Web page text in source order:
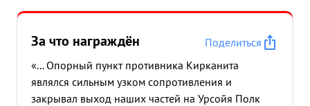
За что награждён
Поделиться
«... Опорный пункт противника Кирканита
являлся сильным узком сопротивления и
закрывал выход наших частей на Урсойя Полк